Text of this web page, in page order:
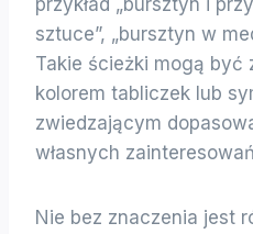
sztuce”, „bursztyn w
Takie ścieżki mogą być
kolorem tabliczek lub
zwiedzającym
własnych
Nie bez znaczenia jest